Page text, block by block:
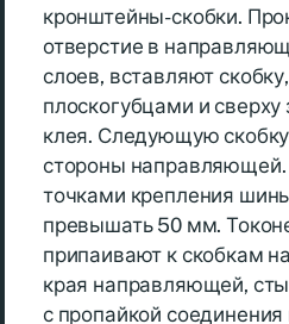
кронштейны-скобки.
отверстие в
слоев, вставляют
плоскогубцами и
клея. Следующую скобку
стороны
точками крепления
превышать 50 мм.
припаивают к скобкам
края направляющей,
с пропайкой